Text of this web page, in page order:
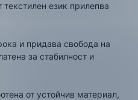
език прилепва
и придава свобода на
за стабилност и
от устойчив материал,